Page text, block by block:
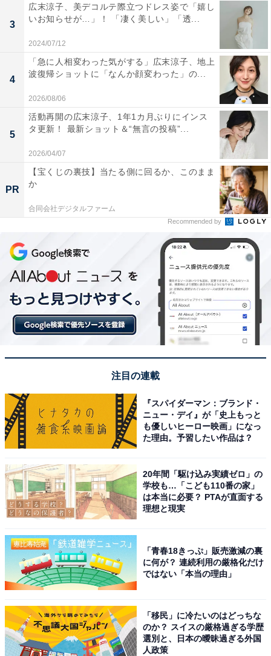
3
広末涼子、美デコルテ際立つドレス姿で「嬉し
いお知らせが…」！ 「凄く美しい」「透...
2024/07/12
4
「急に人相変わった気がする」広末涼子、地上
波復帰ショットに「なんか顔変わった」の...
2026/08/06
5
活動再開の広末涼子、1年1カ月ぶりにインス
タ更新！ 最新ショット＆“無言の投稿”...
2026/04/07
PR
【宝くじの裏技】当たる側に回るか、このまま
か
合同会社デジタルファーム
Recommended by
注目の連載
『スパイダーマン：ブランド・
ニュー・デイ』が「史上もっと
も優しいヒーロー映画」になっ
た理由。予習したい作品は？
20年間「駆け込み実績ゼロ」の
学校も…「こども110番の家」
は本当に必要？ PTAが直面する
理想と現実
「青春18きっぷ」販売激減の裏
に何が？ 連続利用の厳格化だけ
ではない「本当の理由」
「移民」に冷たいのはどっちな
のか？ スイスの厳格過ぎる学歴
選別と、日本の曖昧過ぎる外国
人政策